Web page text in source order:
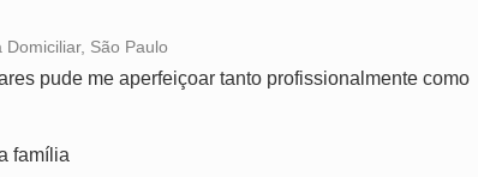
Conciliação com a vida familiar
São Paulo
pude me aperfeiçoar tanto profissionalmente como
família